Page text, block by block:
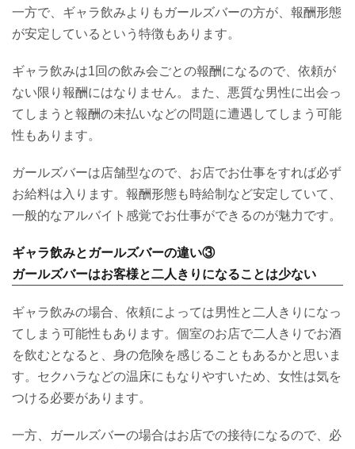
一方で、ギャラ飲みよりもガールズバーの方が、報酬形態
が安定しているという特徴もあります。
ギャラ飲みは1回の飲み会ごとの報酬になるので、依頼が
ない限り報酬にはなりません。また、悪質な男性に出会っ
てしまうと報酬の未払いなどの問題に遭遇してしまう可能
性もあります。
ガールズバーは店舗型なので、お店でお仕事をすれば必ず
お給料は入ります。報酬形態も時給制など安定していて、
一般的なアルバイト感覚でお仕事ができるのが魅力です。
ギャラ飲みとガールズバーの違い③
ガールズバーはお客様と二人きりになることは少ない
ギャラ飲みの場合、依頼によっては男性と二人きりになっ
てしまう可能性もあります。個室のお店で二人きりでお酒
を飲むとなると、身の危険を感じることもあるかと思いま
す。セクハラなどの温床にもなりやすいため、女性は気を
つける必要があります。
一方、ガールズバーの場合はお店での接待になるので、必